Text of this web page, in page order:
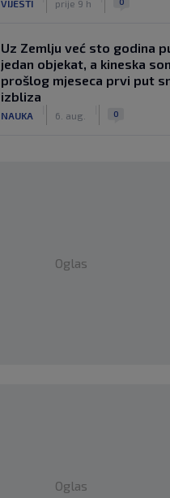
VIJESTI prije 9 h
Uz Zemlju već sto godina
jedan objekat, a kineska
prošlog mjeseca prvi put
izbliza
NAUKA 6. aug. 0
Oglas
Oglas